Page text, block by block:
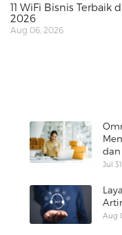
11 WiFi Bisnis Terbaik
2026
Aug 06, 2026
Jul
Aug